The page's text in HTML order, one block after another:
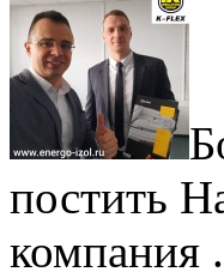
постить
компания